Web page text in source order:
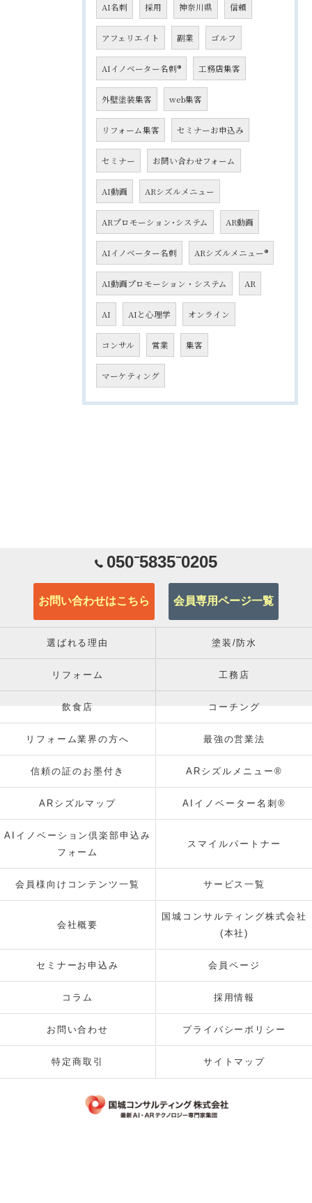
AI名刺 採用 神奈川県 信頼
アフェリエイト 副業 ゴルフ
AIイノベーター名刺® 工務店集客
外壁塗装集客 web集客
リフォーム集客 セミナーお申込み
セミナー お問い合わせフォーム
AI動画 ARシズルメニュー
ARプロモーション･システム AR動画
AIイノベーター名刺 ARシズルメニュー®
AI動画プロモーション・システム AR
AI AIと心理学 オンライン
コンサル 営業 集客
マーケティング
050⁻5835⁻0205
お問い合わせはこちら 会員専用ページ一覧
選ばれる理由 塗装/防水
リフォーム 工務店
飲食店 コーチング
リフォーム業界の方へ 最強の営業法
信頼の証のお墨付き ARシズルメニュー®
ARシズルマップ AIイノベーター名刺®
AIイノベーション倶楽部申込み
フォーム
スマイルパートナー
会員様向けコンテンツ一覧 サービス一覧
会社概要
国城コンサルティング株式会社
(本社)
セミナーお申込み 会員ページ
コラム 採用情報
お問い合わせ プライバシーポリシー
特定商取引 サイトマップ